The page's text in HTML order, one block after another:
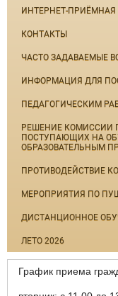
ИНТЕРНЕТ-ПРИЁМНАЯ
КОНТАКТЫ
ЧАСТО ЗАДАВАЕМЫЕ
ИНФОРМАЦИЯ ДЛЯ
ПЕДАГОГИЧЕСКИМ
РЕШЕНИЕ КОМИССИИ
ПОСТУПАЮЩИХ НА
ОБРАЗОВАТЕЛЬНЫМ
ПРОТИВОДЕЙСТВИЕ
МЕРОПРИЯТИЯ ПО
ДИСТАНЦИОННОЕ
ЛЕТО 2026
График приема